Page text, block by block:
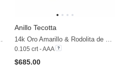
Anillo Tecotta
0.105 crt - AAA
$685.00